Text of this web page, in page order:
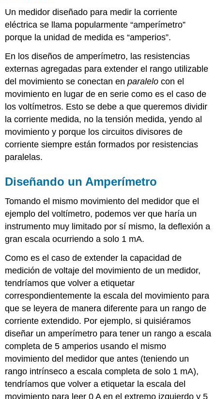
Un medidor diseñado para medir la corriente
eléctrica se llama popularmente “amperímetro”
porque la unidad de medida es “amperios”.
En los diseños de amperímetro, las resistencias
externas agregadas para extender el rango utilizable
del movimiento se conectan enparalelo con el
movimiento en lugar de en serie como es el caso de
los voltímetros. Esto se debe a que queremos dividir
la corriente medida, no la tensión medida, yendo al
movimiento y porque los circuitos divisores de
corriente siempre están formados por resistencias
paralelas.
Diseñando un Amperímetro
Tomando el mismo movimiento del medidor que el
ejemplo del voltímetro, podemos ver que haría un
instrumento muy limitado por sí mismo, la deflexión a
gran escala ocurriendo a solo 1 mA.
Como es el caso de extender la capacidad de
medición de voltaje del movimiento de un medidor,
tendríamos que volver a etiquetar
correspondientemente la escala del movimiento para
que se leyera de manera diferente para un rango de
corriente extendido. Por ejemplo, si quisiéramos
diseñar un amperímetro para tener un rango a escala
completa de 5 amperios usando el mismo
movimiento del medidor que antes (teniendo un
rango intrínseco a escala completa de solo 1 mA),
tendríamos que volver a etiquetar la escala del
movimiento para leer 0 A en el extremo izquierdo y 5